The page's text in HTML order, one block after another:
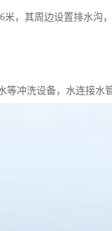
，其周边设置排水沟
冲洗设备，水连接水